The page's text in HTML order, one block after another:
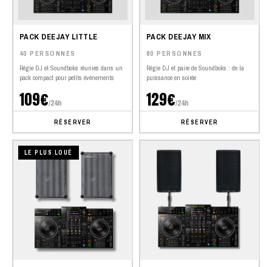
PACK DEEJAY LITTLE
40 PERSONNES
Régie DJ et Soundboks réunies dans un
pack compact pour petits événements
109€/24h
RÉSERVER
PACK DEEJAY MIX
80 PERSONNES
Régie DJ et paire de Soundboks : de la
puissance en soirée
129€/24h
RÉSERVER
LE PLUS LOUÉ